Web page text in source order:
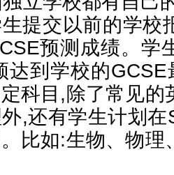
提交以前的学校
预测成绩。学
达到学校的
科目,除了常见的
,还有学生计划
比如:生物、物理